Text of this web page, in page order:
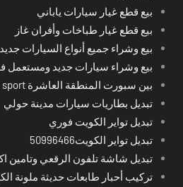
بيع قطع غيار سيارات ياباني
بيع قطع غيار طباخات وأفران غاز
بيع وشراء جميع أنواع السيارات
بيع وشراء سيارات جديد ومستعمل
بين سبورت المنطقة العاشرة Bein sport في الكويت
تبديل بطاريات سيارات مدينة حولي
تبديل تواير الكويت فوري
تبديل تواير الكويت50996466
تبديل شاشة تلفون الرقعي وتامين
تركيب أحبار طابعات حديثة ملونة